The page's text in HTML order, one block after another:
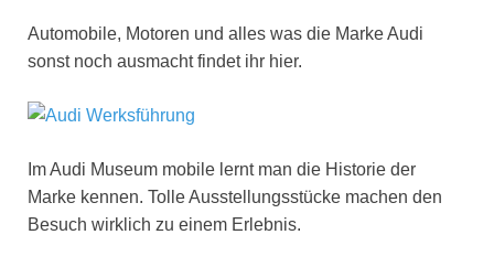
Automobile, Motoren und alles was die Marke Audi
sonst noch ausmacht findet ihr hier.
Im Audi Museum mobile lernt man die Historie der
Marke kennen. Tolle Ausstellungsstücke machen den
Besuch wirklich zu einem Erlebnis.